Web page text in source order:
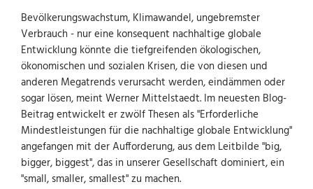
Bevölkerungswachstum, Klimawandel, ungebremster
Verbrauch - nur eine konsequent nachhaltige globale
Entwicklung könnte die tiefgreifenden ökologischen,
ökonomischen und sozialen Krisen, die von diesen und
anderen Megatrends verursacht werden, eindämmen oder
sogar lösen, meint Werner Mittelstaedt. Im neuesten Blog-
Beitrag entwickelt er zwölf Thesen als "Erforderliche
Mindestleistungen für die nachhaltige globale Entwicklung"
angefangen mit der Aufforderung, aus dem Leitbilde "big,
bigger, biggest", das in unserer Gesellschaft dominiert, ein
"small, smaller, smallest" zu machen.